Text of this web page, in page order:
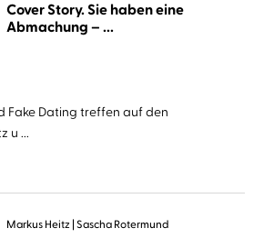
Cover Story. Sie haben eine
Abmachung – ...
Fake Dating treffen auf den
u ...
Markus Heitz Sascha Rotermund